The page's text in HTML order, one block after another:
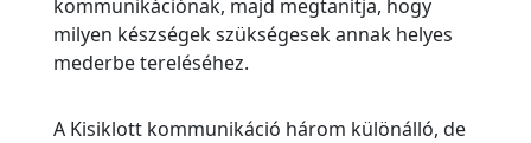
kommunikációnak, majd megtanítja, hogy
milyen készségek szükségesek annak helyes
mederbe tereléséhez.
A Kisiklott kommunikáció három különálló, de